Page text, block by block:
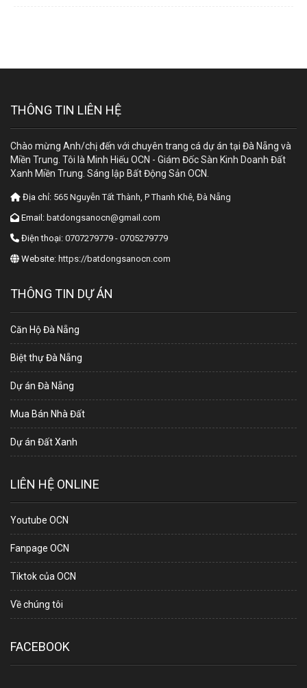
THÔNG TIN LIÊN HỆ
Chào mừng Anh/chị đến với chuyên trang cá dự án tại Đà Nẵng và
Miền Trung. Tôi là Minh Hiếu OCN - Giám Đốc Sàn Kinh Doanh Đất
Xanh Miền Trung. Sáng lập Bất Động Sản OCN.
Địa chỉ: 565 Nguyễn Tất Thành, P Thanh Khê, Đà Nẵng
Email: batdongsanocn@gmail.com
Điện thoại: 0707279779 - 0705279779
Website: https://batdongsanocn.com
THÔNG TIN DỰ ÁN
Căn Hộ Đà Nẵng
Biệt thự Đà Nẵng
Dự án Đà Nẵng
Mua Bán Nhà Đất
Dự án Đất Xanh
LIÊN HỆ ONLINE
Youtube OCN
Fanpage OCN
Tiktok của OCN
Về chúng tôi
FACEBOOK